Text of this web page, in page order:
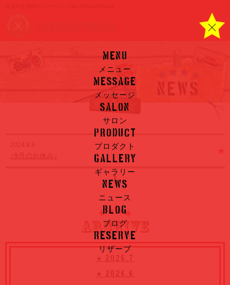
menu
メニュー
message
メッセージ
salon
サロン
product
プロダクト
gallery
ギャラリー
news
ニュース
blog
ブログ
RESERVE
リザーブ
NEWS
2024.9.8
♪9月のお休み♪
1
ARCHIVE
★ 2026.7
★ 2026.6